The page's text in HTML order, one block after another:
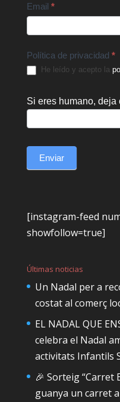
Email *
Política de privacidad *
He leído y acepto la
Si eres humano, deja
Enviar
[instagram-feed
showfollow=true]
Últimas noticias
Un Nadal per a
costat al comerç
EL NADAL QUE
celebra el Nadal
activitats Infantils
🎉 Sorteig “Carret
guanya un carret